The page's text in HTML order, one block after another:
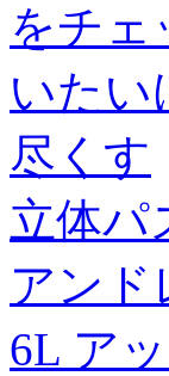
をチェ
いたい
尽くす
立体パ
アンド
6L ア